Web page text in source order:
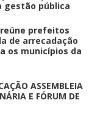
pública
prefeitos
de arrecadação
os municípios da
ASSEMBLEIA
E FÓRUM DE